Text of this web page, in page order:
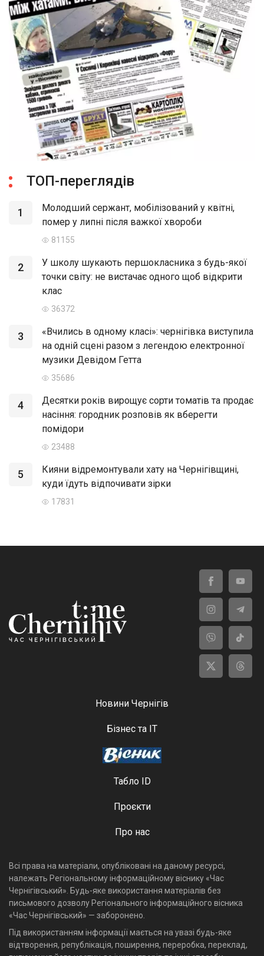
ТОП-переглядів
1
Молодший сержант, мобілізований у квітні,
помер у липні після важкої хвороби
81155
2
У школу шукають першокласника з будь-якої
точки світу: не вистачає одного щоб відкрити
клас
36372
3
«Вчились в одному класі»: чернігівка виступила
на одній сцені разом з легендою електронної
музики Девідом Гетта
35686
4
Десятки років вирощує сорти томатів та продає
насіння: городник розповів як вберегти
помідори
23488
5
Кияни відремонтували хату на Чернігівщині,
куди їдуть відпочивати зірки
17831
Новини Чернігів
Бізнес та ІТ
Табло ID
Проєкти
Про нас
Всі права на матеріали, опубліковані на даному ресурсі,
належать Регіональному інформаційному віснику «Час
Чернігівський». Будь-яке використання матеріалів без
письмового дозволу Регіонального інформаційного вісника
«Час Чернігівський» — заборонено.
Під використанням інформації мається на увазі будь-яке
відтворення, републікація, поширення, переробка, переклад,